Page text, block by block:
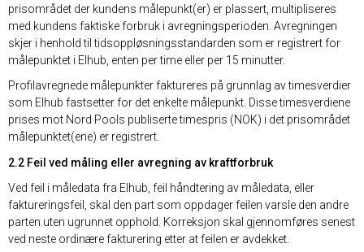
prisområdet der kundens målepunkt(er) er plassert, multipliseres
med kundens faktiske forbruk i avregningsperioden. Avregningen
skjer i henhold til tidsoppløsningsstandarden som er registrert for
målepunktet i Elhub, enten per time eller per 15 minutter.
Profilavregnede målepunkter faktureres på grunnlag av timesverdier
som Elhub fastsetter for det enkelte målepunkt. Disse timesverdiene
prises mot Nord Pools publiserte timespris (NOK) i det prisområdet
målepunktet(ene) er registrert.
2.2 Feil ved måling eller avregning av kraftforbruk
Ved feil i måledata fra Elhub, feil håndtering av måledata, eller
faktureringsfeil, skal den part som oppdager feilen varsle den andre
parten uten ugrunnet opphold. Korreksjon skal gjennomføres senest
ved neste ordinære fakturering etter at feilen er avdekket.